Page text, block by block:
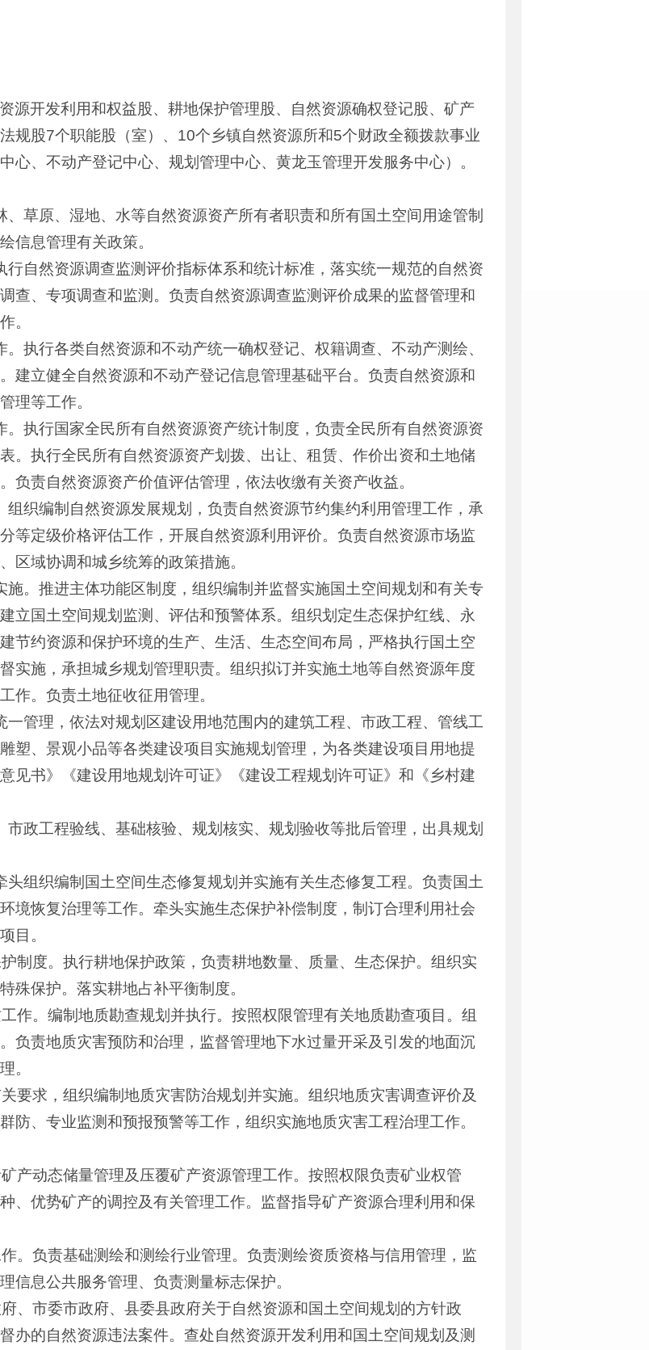
源开发利用和权益股、耕地保护管理股、自然资源确权登记股、矿产
规股7个职能股（室）、10个乡镇自然资源所和5个财政全额拨款事业
心、不动产登记中心、规划管理中心、黄龙玉管理开发服务中心）。
、草原、湿地、水等自然资源资产所有者职责和所有国土空间用途管制
信息管理有关政策。
行自然资源调查监测评价指标体系和统计标准，落实统一规范的自然资
查、专项调查和监测。负责自然资源调查监测评价成果的监督管理和
。
。执行各类自然资源和不动产统一确权登记、权籍调查、不动产测绘、
建立健全自然资源和不动产登记信息管理基础平台。负责自然资源和
理等工作。
。执行国家全民所有自然资源资产统计制度，负责全民所有自然资源资
。执行全民所有自然资源资产划拨、出让、租赁、作价出资和土地储
负责自然资源资产价值评估管理，依法收缴有关资产收益。
组织编制自然资源发展规划，负责自然资源节约集约利用管理工作，承
等定级价格评估工作，开展自然资源利用评价。负责自然资源市场监
区域协调和城乡统筹的政策措施。
施。推进主体功能区制度，组织编制并监督实施国土空间规划和有关专
立国土空间规划监测、评估和预警体系。组织划定生态保护红线、永
节约资源和保护环境的生产、生活、生态空间布局，严格执行国土空
实施，承担城乡规划管理职责。组织拟订并实施土地等自然资源年度
作。负责土地征收征用管理。
一管理，依法对规划区建设用地范围内的建筑工程、市政工程、管线工
塑、景观小品等各类建设项目实施规划管理，为各类建设项目用地提
见书》《建设用地规划许可证》《建设工程规划许可证》和《乡村建
市政工程验线、基础核验、规划核实、规划验收等批后管理，出具规划
头组织编制国土空间生态修复规划并实施有关生态修复工程。负责国土
境恢复治理等工作。牵头实施生态保护补偿制度，制订合理利用社会
目。
制度。执行耕地保护政策，负责耕地数量、质量、生态保护。组织实
殊保护。落实耕地占补平衡制度。
作。编制地质勘查规划并执行。按照权限管理有关地质勘查项目。组
负责地质灾害预防和治理，监督管理地下水过量开采及引发的地面沉
。
要求，组织编制地质灾害防治规划并实施。组织地质灾害调查评价及
防、专业监测和预报预警等工作，组织实施地质灾害工程治理工作。
产动态储量管理及压覆矿产资源管理工作。按照权限负责矿业权管
、优势矿产的调控及有关管理工作。监督指导矿产资源合理利用和保
。负责基础测绘和测绘行业管理。负责测绘资质资格与信用管理，监
信息公共服务管理、负责测量标志保护。
、市委市政府、县委县政府关于自然资源和国土空间规划的方针政
办的自然资源违法案件。查处自然资源开发利用和国土空间规划及测